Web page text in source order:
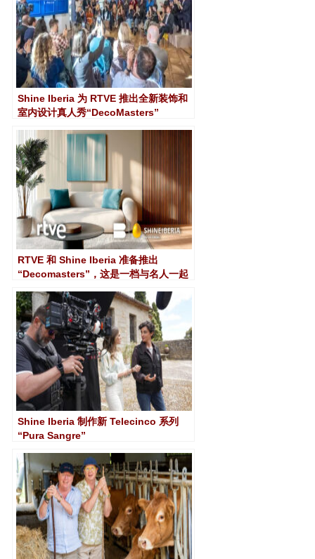
Shine Iberia 为 RTVE 推出全新装饰和
室内设计真人秀“DecoMasters”
RTVE 和 Shine Iberia 准备推出
“Decomasters”，这是一档与名人一起
Shine Iberia 制作新 Telecinco 系列
“Pura Sangre”